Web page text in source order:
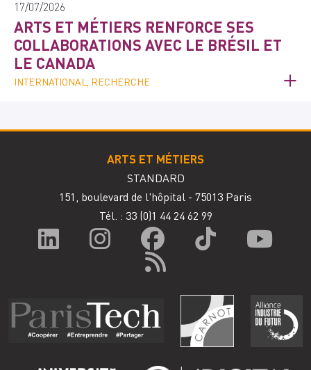
17/07/2026
ARTS ET MÉTIERS RENFORCE SES
COLLABORATIONS AVEC LE BRÉSIL ET
LE CANADA
INTERNATIONAL, RECHERCHE
ARTS ET MÉTIERS
STANDARD
151, boulevard de l'hôpital - 75013 Paris
Tél. : 33 (0)1 44 24 62 99